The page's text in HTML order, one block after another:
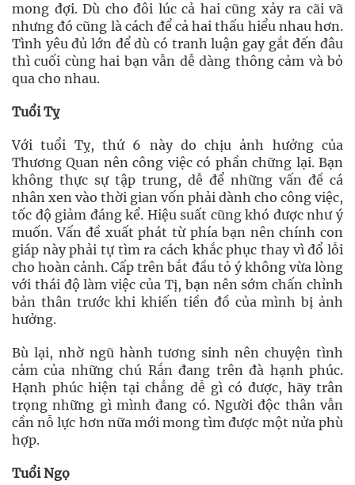
mong đợi. Dù cho đôi lúc cả hai cũng xảy ra cãi vã
nhưng đó cũng là cách để cả hai thấu hiểu nhau hơn.
Tình yêu đủ lớn để dù có tranh luận gay gắt đến đâu
thì cuối cùng hai bạn vẫn dễ dàng thông cảm và bỏ
qua cho nhau.
Tuổi Tỵ
Với tuổi Tỵ, thứ 6 này do chịu ảnh hưởng của
Thương Quan nên công việc có phần chững lại. Bạn
không thực sự tập trung, dễ để những vấn đề cá
nhân xen vào thời gian vốn phải dành cho công việc,
tốc độ giảm đáng kể. Hiệu suất cũng khó được như ý
muốn. Vấn đề xuất phát từ phía bạn nên chính con
giáp này phải tự tìm ra cách khắc phục thay vì đổ lỗi
cho hoàn cảnh. Cấp trên bắt đầu tỏ ý không vừa lòng
với thái độ làm việc của Tị, bạn nên sớm chấn chỉnh
bản thân trước khi khiến tiền đồ của mình bị ảnh
hưởng.
Bù lại, nhờ ngũ hành tương sinh nên chuyện tình
cảm của những chú Rắn đang trên đà hạnh phúc.
Hạnh phúc hiện tại chẳng dễ gì có được, hãy trân
trọng những gì mình đang có. Người độc thân vẫn
cần nỗ lực hơn nữa mới mong tìm được một nửa phù
hợp.
Tuổi Ngọ